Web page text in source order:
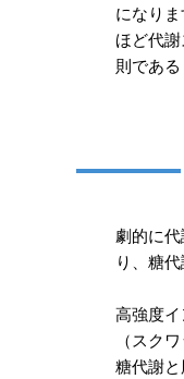
になり
ほど代
則であ
劇的に
り、糖
高強度
（スク
糖代謝と